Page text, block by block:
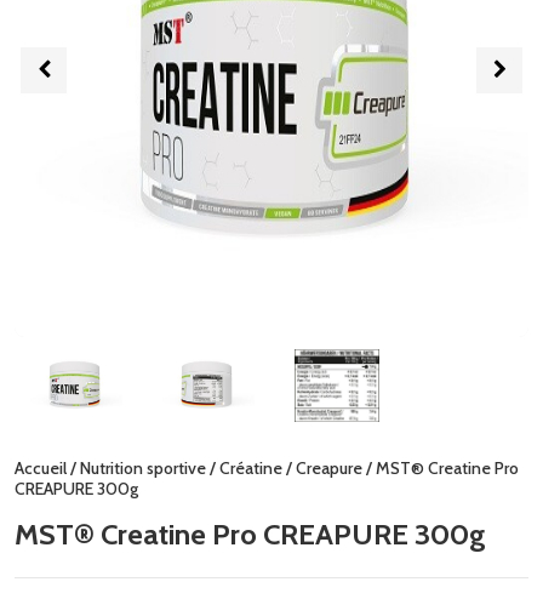
Accueil/Nutrition sportive/Créatine/Creapure/ MST® Creatine Pro
CREAPURE 300g
MST® Creatine Pro CREAPURE 300g